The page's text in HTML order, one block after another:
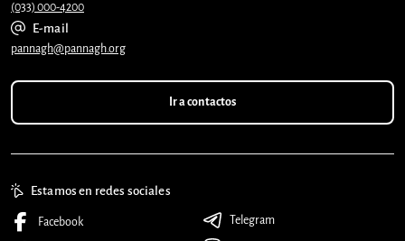
(033) 000-4200
E-mail
pannagh@pannagh.org
Ir a contactos
Estamos en redes sociales
Facebook Telegram